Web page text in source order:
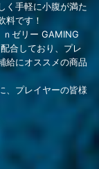
く手軽に小腹が満た
料です！
ゼリー GAMING
合しており、プレ
給にオススメの商品
、プレイヤーの皆様